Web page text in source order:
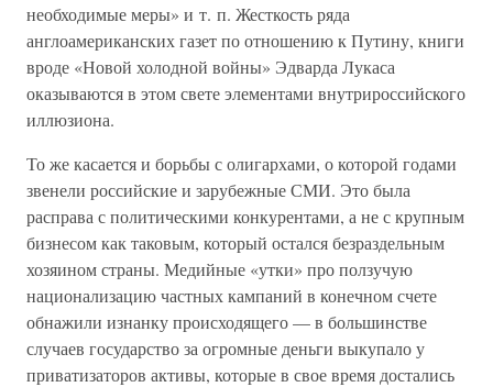
необходимые меры» и т. п. Жесткость ряда
англоамериканских газет по отношению к Путину, книги
вроде «Новой холодной войны» Эдварда Лукаса
оказываются в этом свете элементами внутрироссийского
иллюзиона.
То же касается и борьбы с олигархами, о которой годами
звенели российские и зарубежные СМИ. Это была
расправа с политическими конкурентами, а не с крупным
бизнесом как таковым, который остался безраздельным
хозяином страны. Медийные «утки» про ползучую
национализацию частных кампаний в конечном счете
обнажили изнанку происходящего — в большинстве
случаев государство за огромные деньги выкупало у
приватизаторов активы, которые в свое время достались